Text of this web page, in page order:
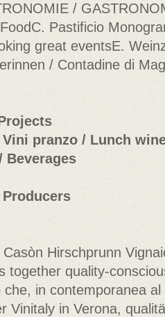
/
Pastificio
great eventsE.
/ Contadine di
pranzo / Lunch
Beverages
Hirschprunn
together quality-
in contemporanea
Vinitaly in Verona,